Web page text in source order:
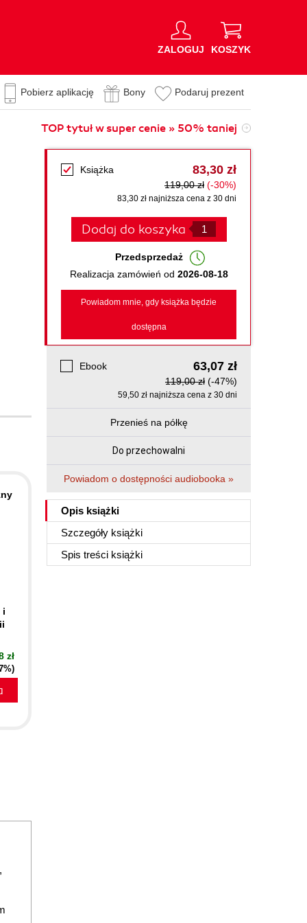
ZALOGUJ KOSZYK
Pobierz aplikację Bony Podaruj prezent
TOP tytuł w super cenie » 50% taniej
Książka 83,30 zł
119,00 zł (-30%)
83,30 zł najniższa cena z 30 dni
Dodaj do koszyka
Przedsprzedaż
Realizacja zamówień od 2026-08-18
Powiadom mnie, gdy książka będzie
dostępna
Ebook 63,07 zł
119,00 zł (-47%)
59,50 zł najniższa cena z 30 dni
Przenieś na półkę
Do przechowalni
Powiadom o dostępności audiobooka »
Opis książki
Szczegóły książki
Spis treści książki
i
zł